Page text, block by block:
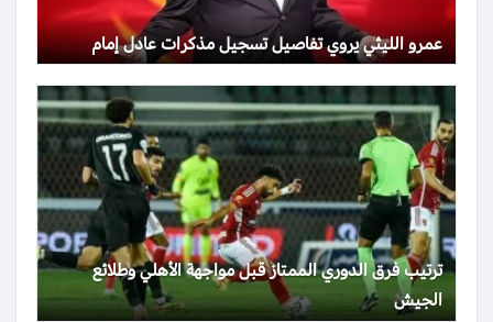
عمرو الليثي يروي تفاصيل تسجيل مذكرات عادل إمام
ترتيب فرق الدوري الممتاز قبل مواجهة الأهلي وطلائع
الجيش